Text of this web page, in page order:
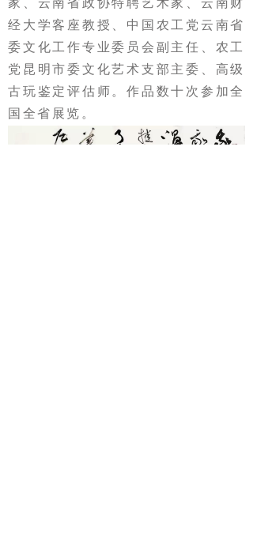
经大学客座教授、中国农工党云南省
委文化工作专业委员会副主任、农工
党昆明市委文化艺术支部主委、高级
古玩鉴定评估师。作品数十次参加全
国全省展览。